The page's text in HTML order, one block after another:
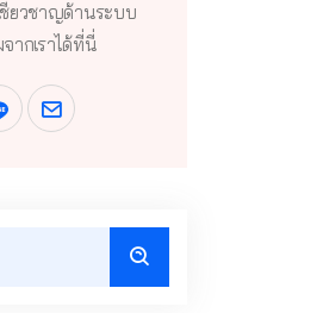
ชี่ยวชาญด้านระบบ
ากเราได้ที่นี่